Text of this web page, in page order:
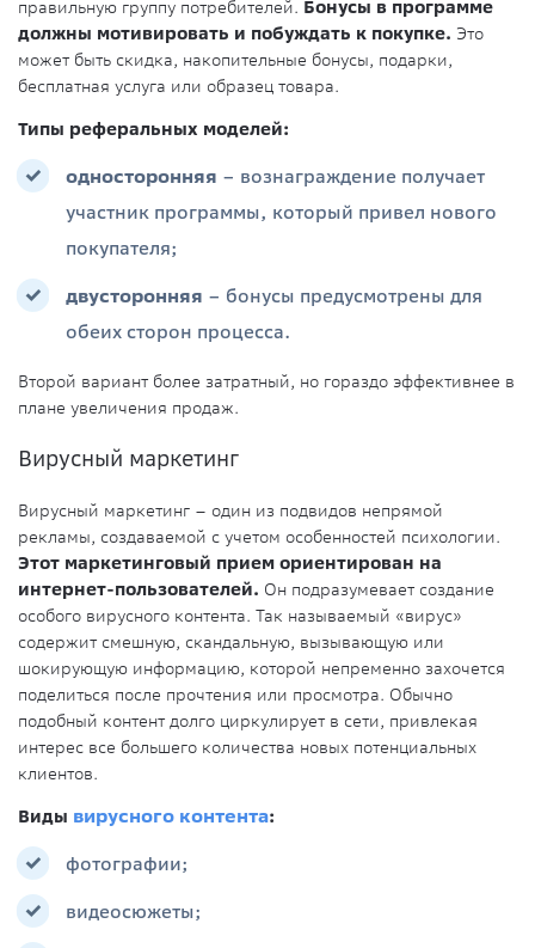
правильную группу потребителей. Бонусы в программе
должны мотивировать и побуждать к покупке. Это
может быть скидка, накопительные бонусы, подарки,
бесплатная услуга или образец товара.
Типы реферальных моделей:
односторонняя – вознаграждение получает
участник программы, который привел нового
покупателя;
двусторонняя – бонусы предусмотрены для
обеих сторон процесса.
Второй вариант более затратный, но гораздо эффективнее в
плане увеличения продаж.
Вирусный маркетинг
Вирусный маркетинг – один из подвидов непрямой
рекламы, создаваемой с учетом особенностей психологии.
Этот маркетинговый прием ориентирован на
интернет-пользователей. Он подразумевает создание
особого вирусного контента. Так называемый «вирус»
содержит смешную, скандальную, вызывающую или
шокирующую информацию, которой непременно захочется
поделиться после прочтения или просмотра. Обычно
подобный контент долго циркулирует в сети, привлекая
интерес все большего количества новых потенциальных
клиентов.
Виды вирусного контента:
фотографии;
видеосюжеты;